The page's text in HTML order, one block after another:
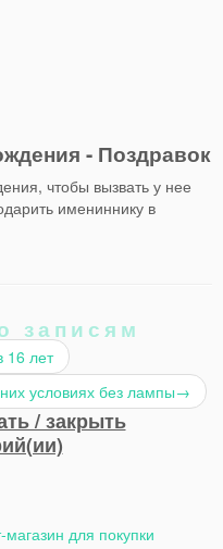
- Поздравок
чтобы вызвать у нее
имениннику в
записям
16 лет
условиях без лампы→
/ закрыть
для покупки